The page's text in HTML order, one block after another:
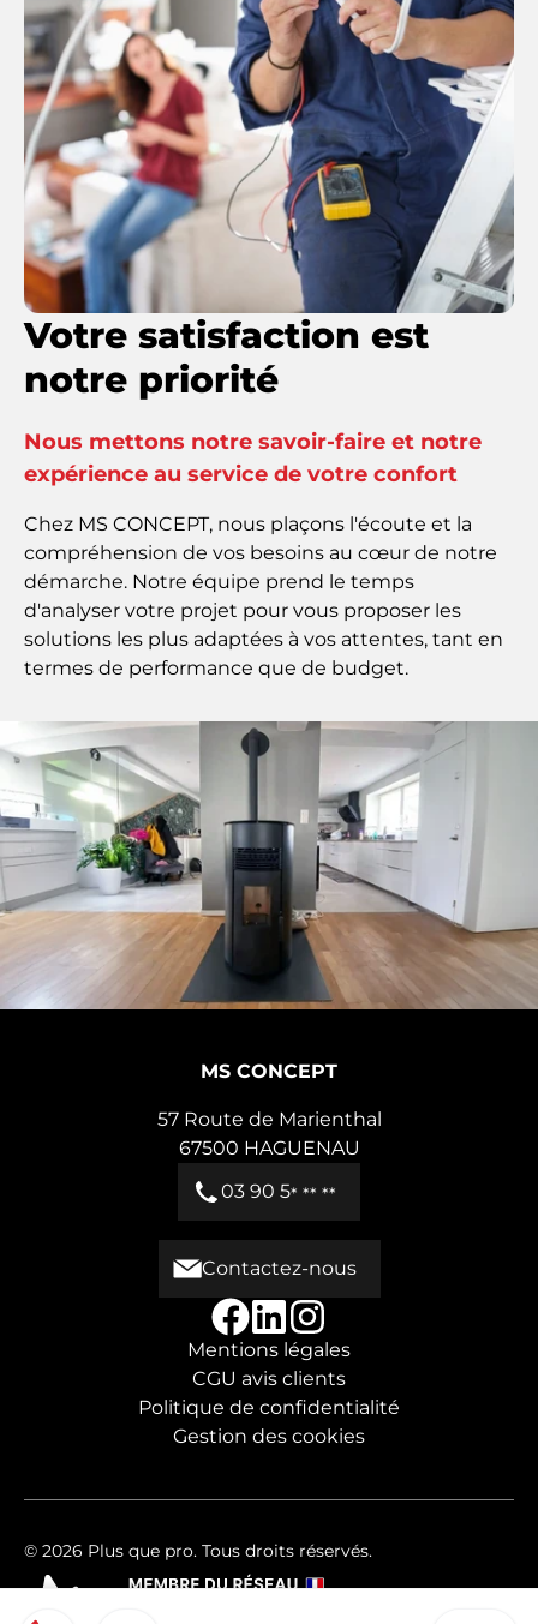
Votre satisfaction est
notre priorité
Nous mettons notre savoir-faire et notre
expérience au service de votre confort
Chez MS CONCEPT, nous plaçons l'écoute et la
compréhension de vos besoins au cœur de notre
démarche. Notre équipe prend le temps
d'analyser votre projet pour vous proposer les
solutions les plus adaptées à vos attentes, tant en
termes de performance que de budget.
MS CONCEPT
57 Route de Marienthal
67500 HAGUENAU
03 90 5* ** **
Contactez-nous
Mentions légales
CGU avis clients
Politique de confidentialité
Gestion des cookies
© 2026 Plus que pro. Tous droits réservés.